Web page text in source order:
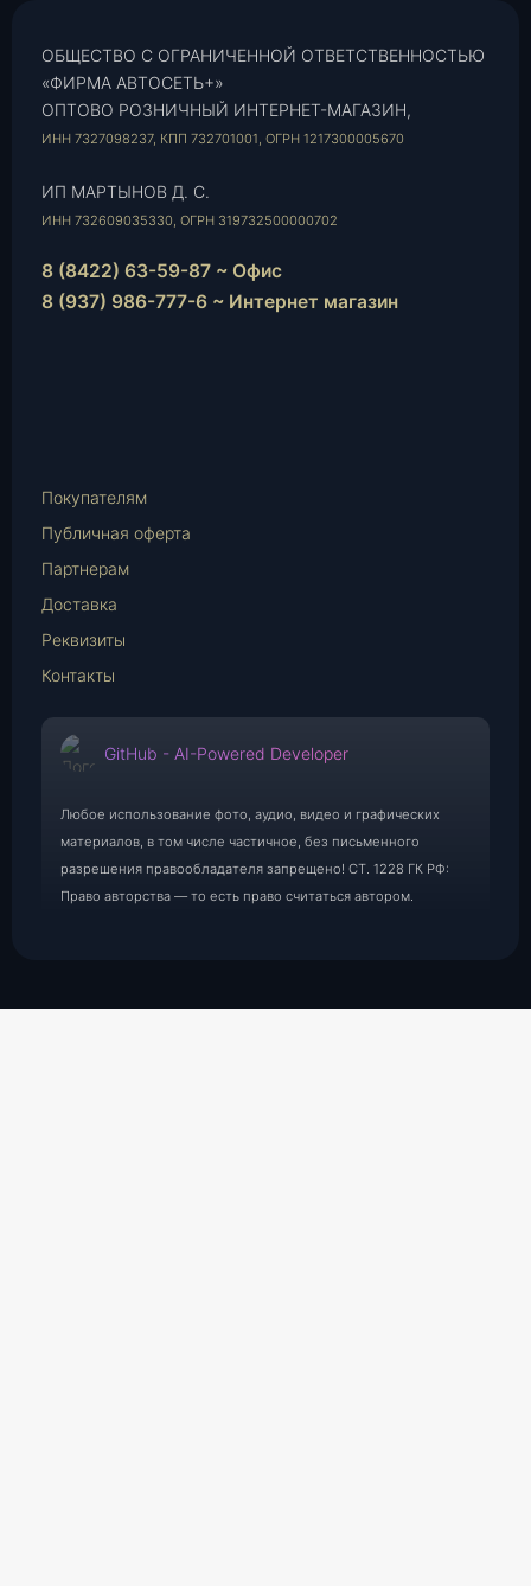
ОБЩЕСТВО С ОГРАНИЧЕННОЙ ОТВЕТСТВЕННОСТЬЮ
«ФИРМА АВТОСЕТЬ+»
ОПТОВО РОЗНИЧНЫЙ ИНТЕРНЕТ-МАГАЗИН,
ИНН 7327098237, КПП 732701001, ОГРН 1217300005670
ИП МАРТЫНОВ Д. С.
ИНН 732609035330, ОГРН 319732500000702
8 (8422) 63-59-87 ~ Офис
8 (937) 986-777-6 ~ Интернет магазин
Mail
Покупателям
Публичная оферта
Партнерам
Доставка
Реквизиты
Контакты
GitHub - AI-Powered Developer
Любое использование фото, аудио, видео и графических
материалов, в том числе частичное, без письменного
разрешения правообладателя запрещено! СТ. 1228 ГК РФ:
Право авторства — то есть право считаться автором.